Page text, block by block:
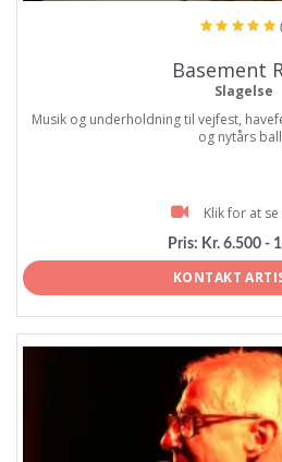
Basement
Slagelse
Musik og underholdning til vejfest,
og nytårs
Klik for at
Pris: Kr. 6.500 -
KONTAKT